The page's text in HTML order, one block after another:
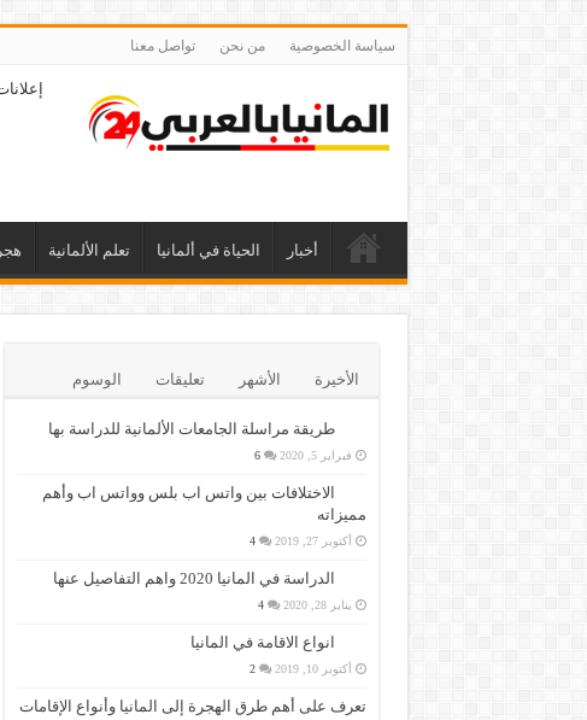
سياسة الخصوصية من نحن تواصل معنا
أخبار الحياة في ألمانيا تعلم الألمانية
الأخيرة الأشهر تعليقات الوسوم
طريقة مراسلة الجامعات الألمانية للدراسة بها
فبراير 5, 2020 6
الاختلافات بين واتس اب بلس وواتس اب وأهم
مميزاته
أكتوبر 27, 2019 4
الدراسة في المانيا 2020 واهم التفاصيل عنها
يناير 28, 2020 4
انواع الاقامة في المانيا
أكتوبر 10, 2019 2
تعرف على أهم طرق الهجرة إلى المانيا وأنواع الإقامات